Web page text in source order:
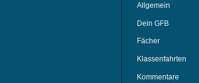
Allgemein
Dein GFB
Fächer
Klassenfahrten
Kommentare